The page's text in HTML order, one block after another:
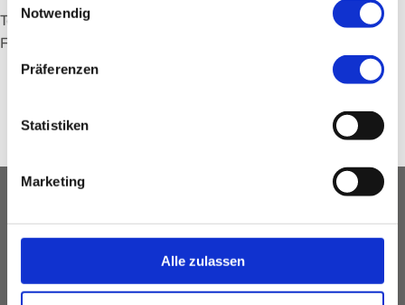
Notwendig
Präferenzen
Statistiken
Marketing
Alle zulassen
Telefon:+49 (0) 911 398-7540
Fax: +49 (0) 911 398-7544